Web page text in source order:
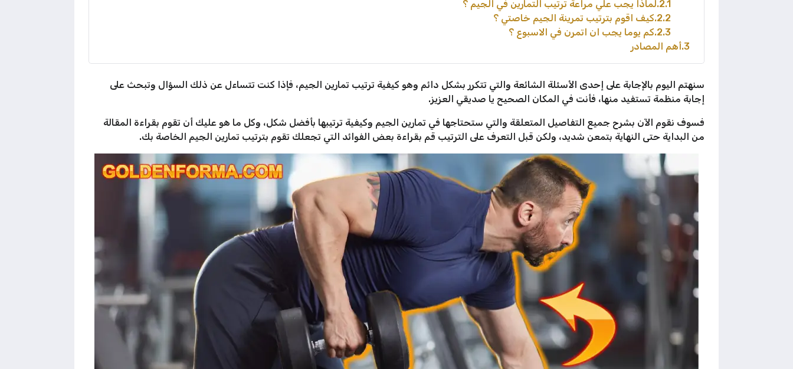
2.1 لماذا يجب علي مراعة ترتيب التمارين في الجيم ؟
2.2 كيف اقوم بترتيب تمرينة الجيم خاصتي ؟
2.3 كم يوما يجب ان اتمرن في الاسبوع ؟
3 أهم المصادر
سنهتم اليوم بالإجابة على إحدى الأسئلة الشائعة والتي تتكرر بشكل دائم وهو كيفية ترتيب تمارين الجيم، فإذا كنت تتساءل عن ذلك السؤال وتبحث على
إجابة منظمة تستفيد منها، فأنت في المكان الصحيح يا صديقي العزيز.
فسوف نقوم الآن بشرح جميع التفاصيل المتعلقة والتي ستحتاجها في تمارين الجيم وكيفية ترتيبها بأفضل شكل، وكل ما هو عليك أن تقوم بقراءة المقالة
من البداية حتى النهاية بتمعن شديد، ولكن قبل التعرف على الترتيب قم بقراءة بعض الفوائد التي تجعلك تقوم بترتيب تمارين الجيم الخاصة بك.